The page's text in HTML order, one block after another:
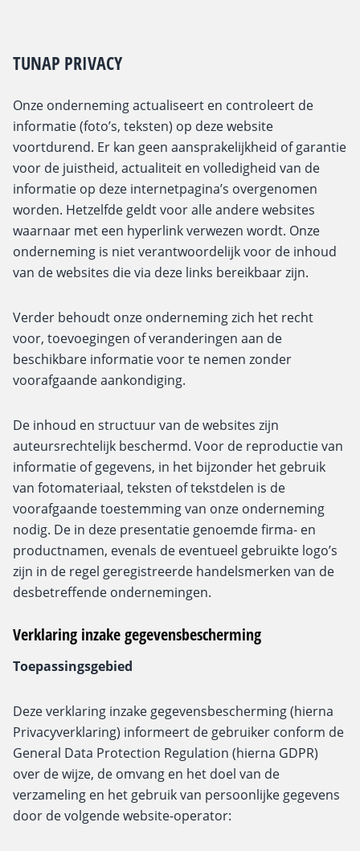
TUNAP PRIVACY
Onze onderneming actualiseert en controleert de
informatie (foto’s, teksten) op deze website
voortdurend. Er kan geen aansprakelijkheid of garantie
voor de juistheid, actualiteit en volledigheid van de
informatie op deze internetpagina’s overgenomen
worden. Hetzelfde geldt voor alle andere websites
waarnaar met een hyperlink verwezen wordt. Onze
onderneming is niet verantwoordelijk voor de inhoud
van de websites die via deze links bereikbaar zijn.
Verder behoudt onze onderneming zich het recht
voor, toevoegingen of veranderingen aan de
beschikbare informatie voor te nemen zonder
voorafgaande aankondiging.
De inhoud en structuur van de websites zijn
auteursrechtelijk beschermd. Voor de reproductie van
informatie of gegevens, in het bijzonder het gebruik
van fotomateriaal, teksten of tekstdelen is de
voorafgaande toestemming van onze onderneming
nodig. De in deze presentatie genoemde firma- en
productnamen, evenals de eventueel gebruikte logo’s
zijn in de regel geregistreerde handelsmerken van de
desbetreffende ondernemingen.
Verklaring inzake gegevensbescherming
Toepassingsgebied
Deze verklaring inzake gegevensbescherming (hierna
Privacyverklaring) informeert de gebruiker conform de
General Data Protection Regulation (hierna GDPR)
over de wijze, de omvang en het doel van de
verzameling en het gebruik van persoonlijke gegevens
door de volgende website-operator: